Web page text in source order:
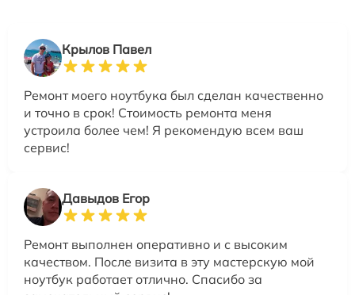
Крылов Павел
Ремонт моего ноутбука был сделан качественно
и точно в срок! Стоимость ремонта меня
устроила более чем! Я рекомендую всем ваш
сервис!
Давыдов Егор
Ремонт выполнен оперативно и с высоким
качеством. После визита в эту мастерскую мой
ноутбук работает отлично. Спасибо за